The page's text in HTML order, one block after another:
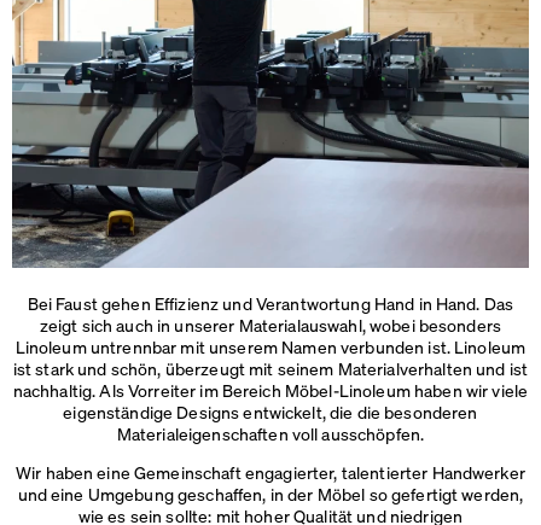
Bei Faust gehen Effizienz und Verantwortung Hand in Hand. Das
zeigt sich auch in unserer Materialauswahl, wobei besonders
Linoleum untrennbar mit unserem Namen verbunden ist. Linoleum
ist stark und schön, überzeugt mit seinem Materialverhalten und ist
nachhaltig. Als Vorreiter im Bereich Möbel-Linoleum haben wir viele
eigenständige Designs entwickelt, die die besonderen
Materialeigenschaften voll ausschöpfen.
Wir haben eine Gemeinschaft engagierter, talentierter Handwerker
und eine Umgebung geschaffen, in der Möbel so gefertigt werden,
wie es sein sollte: mit hoher Qualität und niedrigen